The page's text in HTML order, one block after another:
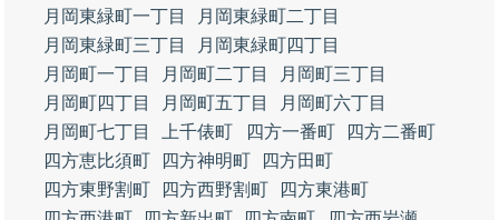
月岡東緑町一丁目
月岡東緑町二丁目
月岡東緑町三丁目
月岡東緑町四丁目
月岡町一丁目
月岡町二丁目
月岡町三丁目
月岡町四丁目
月岡町五丁目
月岡町六丁目
月岡町七丁目
上千俵町 四方一番町
四方二番町
四方恵比須町
四方神明町
四方田町
四方東野割町
四方西野割町
四方東港町